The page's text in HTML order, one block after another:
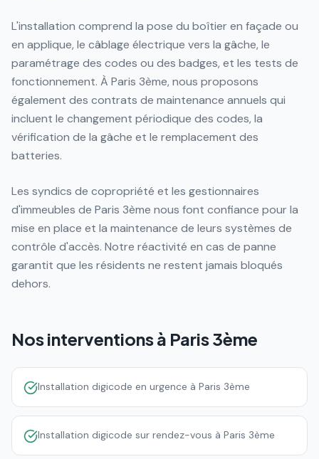
L'installation comprend la pose du boîtier en façade ou
en applique, le câblage électrique vers la gâche, le
paramétrage des codes ou des badges, et les tests de
fonctionnement. À Paris 3ème, nous proposons
également des contrats de maintenance annuels qui
incluent le changement périodique des codes, la
vérification de la gâche et le remplacement des
batteries.
Les syndics de copropriété et les gestionnaires
d'immeubles de Paris 3ème nous font confiance pour la
mise en place et la maintenance de leurs systèmes de
contrôle d'accès. Notre réactivité en cas de panne
garantit que les résidents ne restent jamais bloqués
dehors.
Nos interventions à Paris 3ème
Installation digicode en urgence à Paris 3ème
Installation digicode sur rendez-vous à Paris 3ème